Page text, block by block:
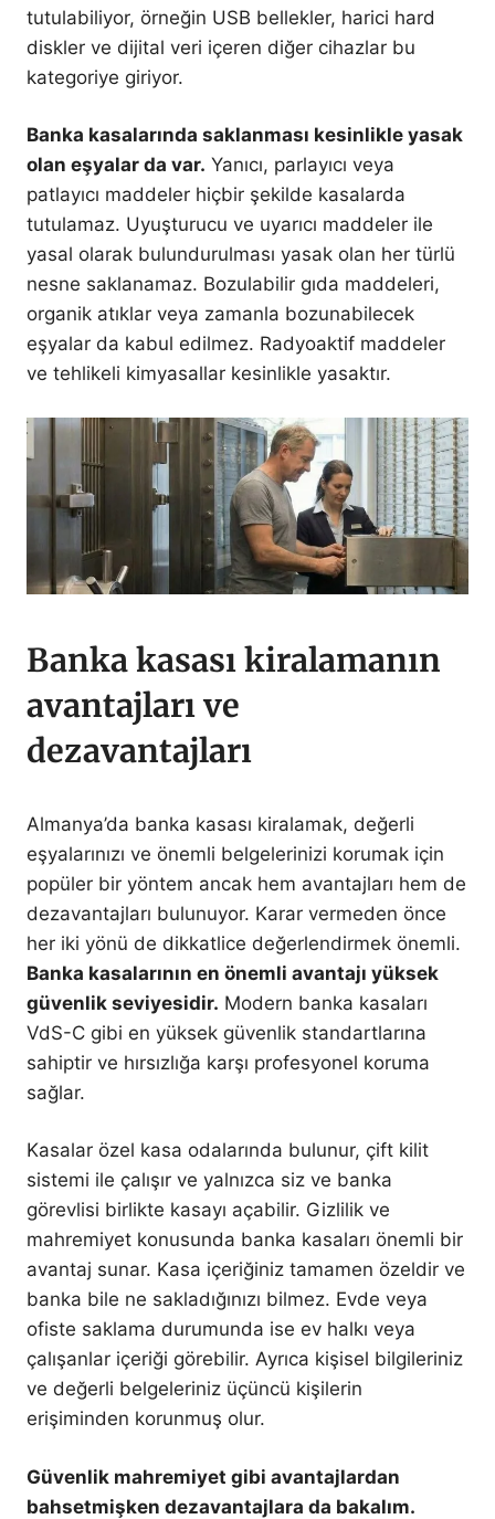
tutulabiliyor, örneğin USB bellekler, harici hard
diskler ve dijital veri içeren diğer cihazlar bu
kategoriye giriyor.
Banka kasalarında saklanması kesinlikle yasak
olan eşyalar da var. Yanıcı, parlayıcı veya
patlayıcı maddeler hiçbir şekilde kasalarda
tutulamaz. Uyuşturucu ve uyarıcı maddeler ile
yasal olarak bulundurulması yasak olan her türlü
nesne saklanamaz. Bozulabilir gıda maddeleri,
organik atıklar veya zamanla bozunabilecek
eşyalar da kabul edilmez. Radyoaktif maddeler
ve tehlikeli kimyasallar kesinlikle yasaktır.
Banka kasası kiralamanın
avantajları ve
dezavantajları
Almanya’da banka kasası kiralamak, değerli
eşyalarınızı ve önemli belgelerinizi korumak için
popüler bir yöntem ancak hem avantajları hem de
dezavantajları bulunuyor. Karar vermeden önce
her iki yönü de dikkatlice değerlendirmek önemli.
Banka kasalarının en önemli avantajı yüksek
güvenlik seviyesidir. Modern banka kasaları
VdS-C gibi en yüksek güvenlik standartlarına
sahiptir ve hırsızlığa karşı profesyonel koruma
sağlar.
Kasalar özel kasa odalarında bulunur, çift kilit
sistemi ile çalışır ve yalnızca siz ve banka
görevlisi birlikte kasayı açabilir. Gizlilik ve
mahremiyet konusunda banka kasaları önemli bir
avantaj sunar. Kasa içeriğiniz tamamen özeldir ve
banka bile ne sakladığınızı bilmez. Evde veya
ofiste saklama durumunda ise ev halkı veya
çalışanlar içeriği görebilir. Ayrıca kişisel bilgileriniz
ve değerli belgeleriniz üçüncü kişilerin
erişiminden korunmuş olur.
Güvenlik mahremiyet gibi avantajlardan
bahsetmişken dezavantajlara da bakalım.